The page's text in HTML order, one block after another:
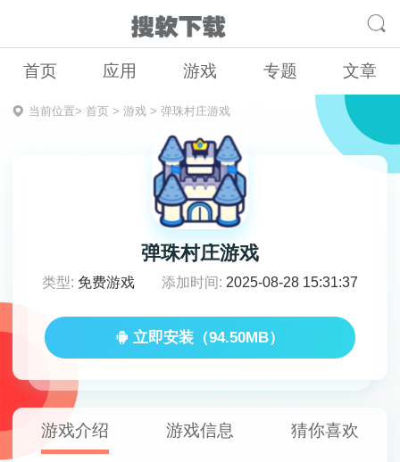
首页 应用 游戏 专题 文章
当前位置> 首页> 游戏> 弹珠村庄游戏
弹珠村庄游戏
类型: 免费游戏 添加时间: 2025-08-28 15:31:37
立即安装（94.50MB）
游戏介绍 游戏信息 猜你喜欢